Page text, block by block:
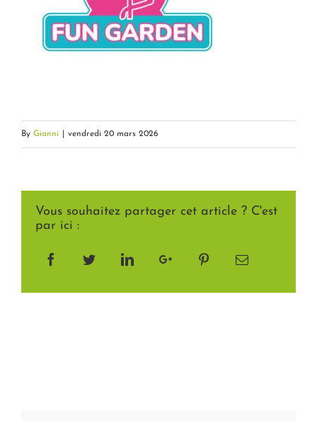
By Gianni vendredi 20 mars 2026
Vous souhaitez partager cet article ? C'est
par ici :
FacebookTwitterLinkedInGoogle+ PinterestEmail